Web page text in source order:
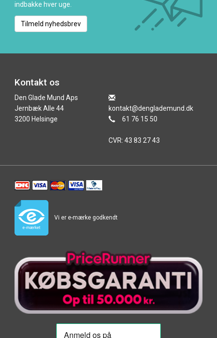
indbakke hver uge.
Tilmeld nyhedsbrev
Kontakt os
Den Glade Mund Aps
Jernbæk Alle 44
3200 Helsinge
kontakt@denglademund.dk
61 76 15 50
CVR: 43 83 27 43
Vi er e-mærke godkendt